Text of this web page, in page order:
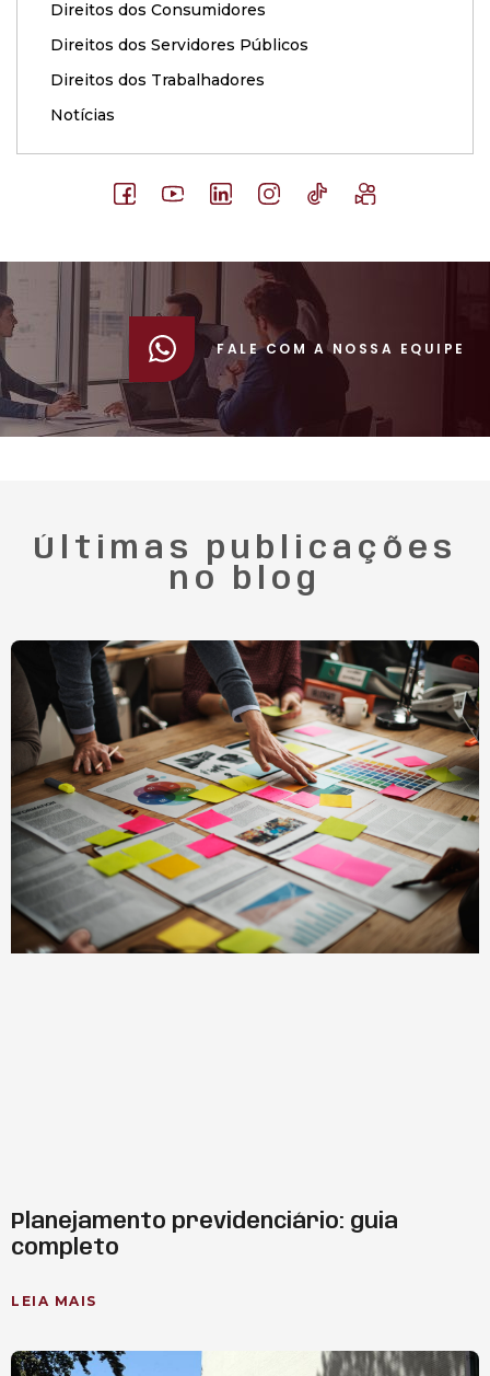
Direitos dos Consumidores
Direitos dos Servidores Públicos
Direitos dos Trabalhadores
Notícias
FALE COM A NOSSA EQUIPE
Últimas publicações
no blog
Planejamento previdenciário: guia
completo
LEIA MAIS